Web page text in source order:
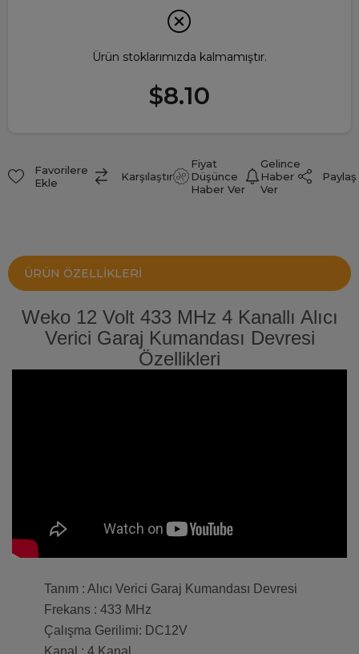
Ürün stoklarımızda kalmamıştır.
$8.10
Favorilere
Ekle
Karşılaştır
Fiyat
Düşünce
Haber Ver
Gelince
Haber
Ver
Paylaş
ÜRÜN ÖZELLIKLERI
Weko 12 Volt 433 MHz 4 Kanallı Alıcı
Verici Garaj Kumandası Devresi
Özellikleri
Tanım : Alıcı Verici Garaj Kumandası Devresi
Frekans : 433 MHz
Çalışma Gerilimi: DC12V